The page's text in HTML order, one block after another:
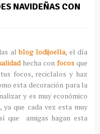
NAVIDEÑAS CON
alblog lodijoella, el día
hecha confocos que
focos, reciclalos y haz
esta decoración para la
y es muy económico
, ya que cada vez esta muy
que amigas hagan esta